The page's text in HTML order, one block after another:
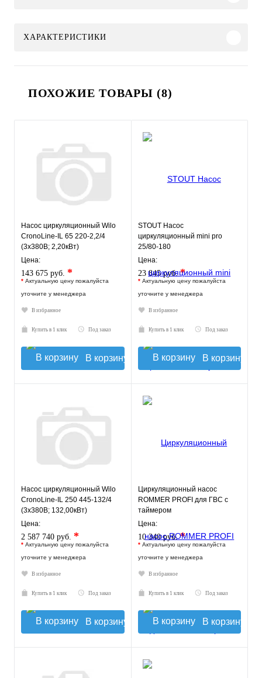
ХАРАКТЕРИСТИКИ
ПОХОЖИЕ ТОВАРЫ (8)
Насос циркуляционный Wilo
CronoLine-IL 65 220-2,2/4
(3х380В; 2,20кВт)
Цена:
143 675 руб. *
* Актуальную цену пожалуйста
уточните у менеджера
В избранное
Купить в 1 клик Под заказ
В корзину
STOUT Насос
циркуляционный mini pro
25/80-180
Цена:
23 845 руб.*
* Актуальную цену пожалуйста
уточните у менеджера
В избранное
Купить в 1 клик Под заказ
В корзину
Насос циркуляционный Wilo
CronoLine-IL 250 445-132/4
(3х380В; 132,00кВт)
Цена:
2 587 740 руб. *
* Актуальную цену пожалуйста
уточните у менеджера
В избранное
Купить в 1 клик Под заказ
В корзину
Циркуляционный насос
ROMMER PROFI для ГВС с
таймером
Цена:
10 340 руб.*
* Актуальную цену пожалуйста
уточните у менеджера
В избранное
Купить в 1 клик Под заказ
В корзину